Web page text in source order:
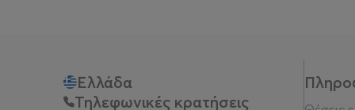
Ελλάδα
Τηλεφωνικές κρατήσεις